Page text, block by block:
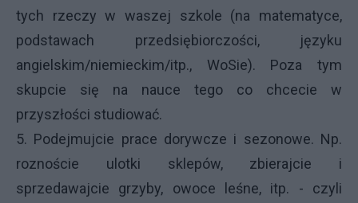
tych rzeczy w waszej szkole (na matematyce,
podstawach przedsiębiorczości, języku
angielskim/niemieckim/itp., WoSie). Poza tym
skupcie się na nauce tego co chcecie w
przyszłości studiować.
5. Podejmujcie prace dorywcze i sezonowe. Np.
roznoście ulotki sklepów, zbierajcie i
sprzedawajcie grzyby, owoce leśne, itp. - czyli